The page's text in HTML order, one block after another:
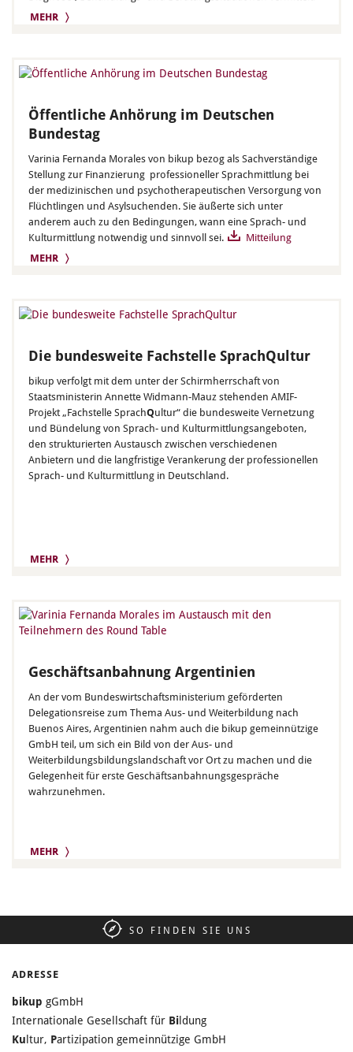
MEHR 〉
Öffentliche Anhörung im Deutschen
Bundestag
Varinia Fernanda Morales von bikup bezog als Sachverständige
Stellung zur Finanzierung professioneller Sprachmittlung bei
der medizinischen und psychotherapeutischen Versorgung von
Flüchtlingen und Asylsuchenden. Sie äußerte sich unter
anderem auch zu den Bedingungen, wann eine Sprach- und
Kulturmittlung notwendig und sinnvoll sei.
Mitteilung
MEHR 〉
Die bundesweite Fachstelle SprachQultur
bikup verfolgt mit dem unter der Schirmherrschaft von
Staatsministerin Annette Widmann-Mauz stehenden AMIF-
Projekt „Fachstelle SprachQultur“ die bundesweite Vernetzung
und Bündelung von Sprach- und Kulturmittlungsangeboten,
den strukturierten Austausch zwischen verschiedenen
Anbietern und die langfristige Verankerung der professionellen
Sprach- und Kulturmittlung in Deutschland.
MEHR 〉
Geschäftsanbahnung Argentinien
An der vom Bundeswirtschaftsministerium geförderten
Delegationsreise zum Thema Aus- und Weiterbildung nach
Buenos Aires, Argentinien nahm auch die bikup gemeinnützige
GmbH teil, um sich ein Bild von der Aus- und
Weiterbildungsbildungslandschaft vor Ort zu machen und die
Gelegenheit für erste Geschäftsanbahnungsgespräche
wahrzunehmen.
MEHR 〉
SO FINDEN SIE UNS
ADRESSE
bikup gGmbH
Internationale Gesellschaft für Bildung
Kultur, Partizipation gemeinnützige GmbH